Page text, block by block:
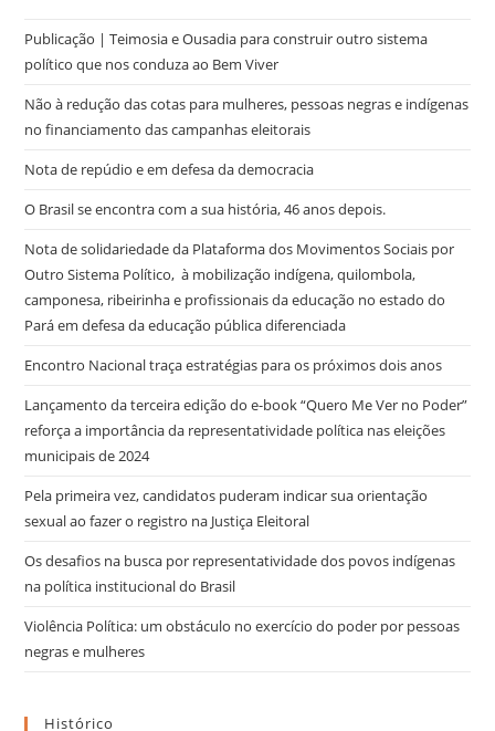
Publicação | Teimosia e Ousadia para construir outro sistema
político que nos conduza ao Bem Viver
Não à redução das cotas para mulheres, pessoas negras e indígenas
no financiamento das campanhas eleitorais
Nota de repúdio e em defesa da democracia
O Brasil se encontra com a sua história, 46 anos depois.
Nota de solidariedade da Plataforma dos Movimentos Sociais por
Outro Sistema Político, à mobilização indígena, quilombola,
camponesa, ribeirinha e profissionais da educação no estado do
Pará em defesa da educação pública diferenciada
Encontro Nacional traça estratégias para os próximos dois anos
Lançamento da terceira edição do e-book “Quero Me Ver no Poder”
reforça a importância da representatividade política nas eleições
municipais de 2024
Pela primeira vez, candidatos puderam indicar sua orientação
sexual ao fazer o registro na Justiça Eleitoral
Os desafios na busca por representatividade dos povos indígenas
na política institucional do Brasil
Violência Política: um obstáculo no exercício do poder por pessoas
negras e mulheres
Histórico